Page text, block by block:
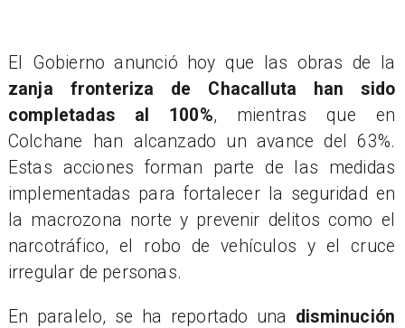
El Gobierno anunció hoy que las obras de la
zanja fronteriza de Chacalluta han sido
completadas al 100%, mientras que en
Colchane han alcanzado un avance del 63%.
Estas acciones forman parte de las medidas
implementadas para fortalecer la seguridad en
la macrozona norte y prevenir delitos como el
narcotráfico, el robo de vehículos y el cruce
irregular de personas.
En paralelo, se ha reportado una disminución